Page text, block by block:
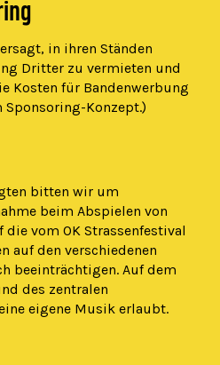
in ihren Ständen
Dritter zu vermieten und
Kosten für Bandenwerbung
Konzept.)
bitten wir um
beim Abspielen von
vom OK Strassenfestival
auf den verschiedenen
beeinträchtigen. Auf dem
des zentralen
eigene Musik erlaubt.